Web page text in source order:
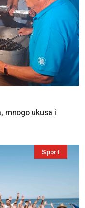
mnogo ukusa i
Sport